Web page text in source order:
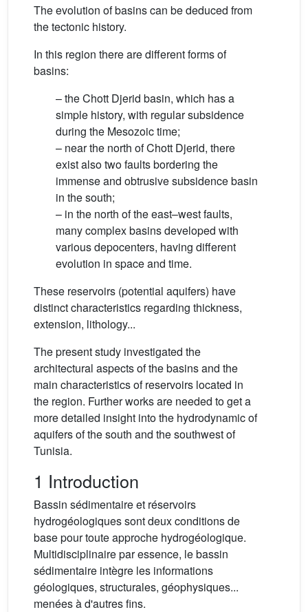
The evolution of basins can be deduced from
the tectonic history.
In this region there are different forms of
basins:
– the Chott Djerid basin, which has a
simple history, with regular subsidence
during the Mesozoic time;
– near the north of Chott Djerid, there
exist also two faults bordering the
immense and obtrusive subsidence basin
in the south;
– in the north of the east–west faults,
many complex basins developed with
various depocenters, having different
evolution in space and time.
These reservoirs (potential aquifers) have
distinct characteristics regarding thickness,
extension, lithology...
The present study investigated the
architectural aspects of the basins and the
main characteristics of reservoirs located in
the region. Further works are needed to get a
more detailed insight into the hydrodynamic of
aquifers of the south and the southwest of
Tunisia.
1 Introduction
Bassin sédimentaire et réservoirs
hydrogéologiques sont deux conditions de
base pour toute approche hydrogéologique.
Multidisciplinaire par essence, le bassin
sédimentaire intègre les informations
géologiques, structurales, géophysiques...
menées à d'autres fins.